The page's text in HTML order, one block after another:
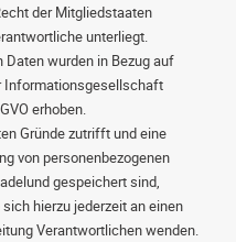
der Mitgliedstaaten
unterliegt.
Daten wurden in Bezug auf
Informationsgesellschaft
erhoben.
Gründe zutrifft und eine
von personenbezogenen
gespeichert sind,
hierzu jederzeit an einen
Verantwortlichen wenden.